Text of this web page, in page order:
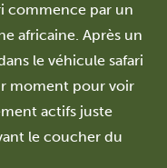
commence par un
africaine. Après un
le véhicule safari
moment pour voir
actifs juste
le coucher du